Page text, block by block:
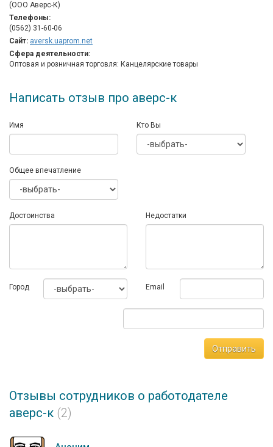
(ООО Аверс-К)
Телефоны:
(0562) 31-60-06
Сайт: aversk.uaprom.net
Сфера деятельности:
Оптовая и розничная торговля: Канцелярские товары
Написать отзыв про аверс-к
Имя Кто Вы
Общее впечатление
Достоинства Недостатки
Город Email
Отправить
Отзывы сотрудников о работодателе
аверс-к (2)